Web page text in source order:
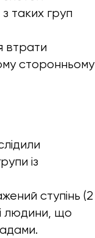
таких груп
втрати
сторонньому
із
ступінь (2
людини, що